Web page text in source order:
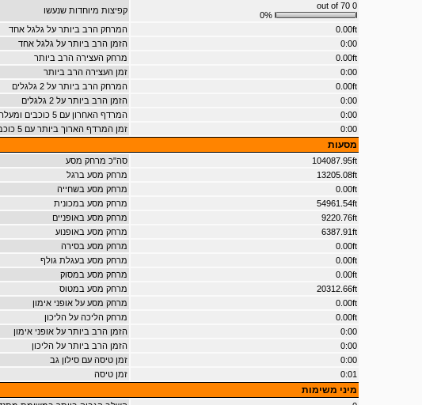
קפיצות מיוחדות שנעשו
0 out of 70
0%
המרחק הרב ביותר על גלגל אחד
0.00ft
הזמן הרב ביותר על גלגל אחד
0:00
מרחק העצירה הרב ביותר
0.00ft
זמן העצירה הרב ביותר
0:00
המרחק הרב ביותר על 2 גלגלים
0.00ft
הזמן הרב ביותר על 2 גלגלים
0:00
המרדף האחרון עם 5 כוכבים ומעלה
0:00
זמן המרדף הארוך ביותר עם 5 כוכבים ומעלה
0:00
מסעות
סה"כ מרחק מסע
104087.95ft
מרחק מסע ברגל
13205.08ft
מרחק מסע בשחייה
0.00ft
מרחק מסע במכונית
54961.54ft
מרחק מסע באופניים
9220.76ft
מרחק מסע באופנוע
6387.91ft
מרחק מסע בסירה
0.00ft
מרחק מסע בעגלת גולף
0.00ft
מרחק מסע במסוק
0.00ft
מרחק מסע במטוס
20312.66ft
מרחק מסע על אופני אימון
0.00ft
מרחק הליכה על הליכון
0.00ft
הזמן הרב ביותר על אופני אימון
0:00
הזמן הרב ביותר על הליכון
0:00
זמן טיסה עם סילון גב
0:00
זמן טיסה
0:01
מיני משימות